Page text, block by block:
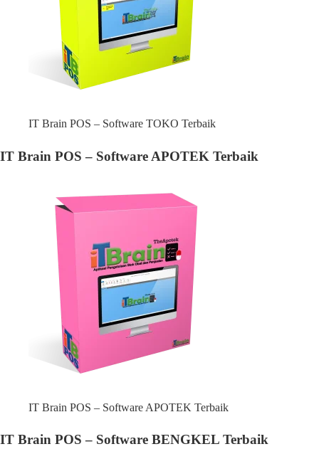
IT Brain POS – Software TOKO Terbaik
IT Brain POS – Software APOTEK Terbaik
IT Brain POS – Software APOTEK Terbaik
IT Brain POS – Software BENGKEL Terbaik